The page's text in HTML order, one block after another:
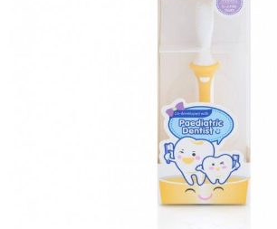
２．關於個人資料處理事宜，請瀏覽以下網址：
３．未成年的使用者請事先徵得法定代理人或監護人
「AFTEE先享後付」，若未經同意申辦者引起之損失
４．使用「AFTEE先享後付」時，將依據個別帳號之
時審查核予不同之上限額度；若仍有額度不足之情形
５．嚴禁一人註冊多個帳號或使用他人資訊註冊。若
恩沛科技股份有限公司將有權停止該用戶之使用額度